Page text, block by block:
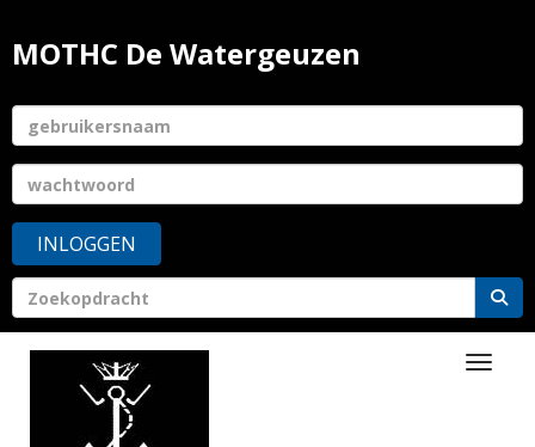
MOTHC De Watergeuzen
INLOGGEN